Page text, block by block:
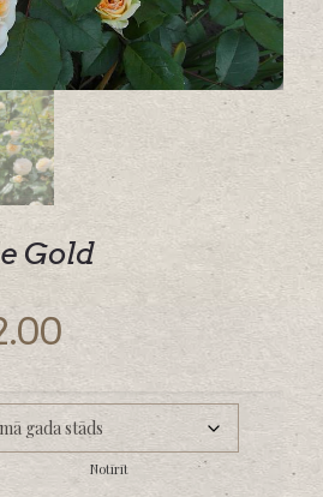
Gold
Price
range:
€8.00
through
€12.00
Notīrīt